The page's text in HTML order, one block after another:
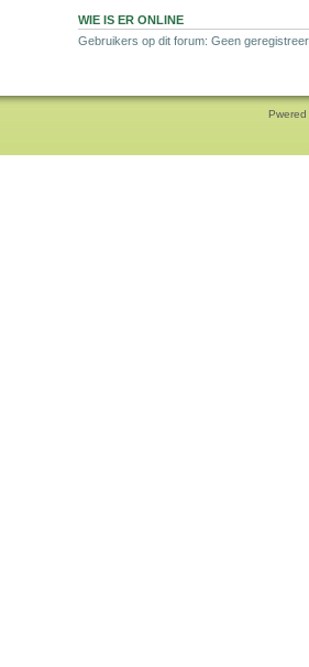
WIE IS ER ONLINE
Gebruikers op dit forum: Geen